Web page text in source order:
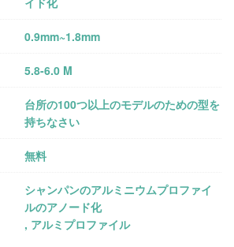
0.9mm~1.8mm
5.8-6.0 M
台所の100つ以上のモデルのための型を
持ちなさい
無料
シャンパンのアルミニウムプロファイ
ルのアノード化
, アルミプロファイル